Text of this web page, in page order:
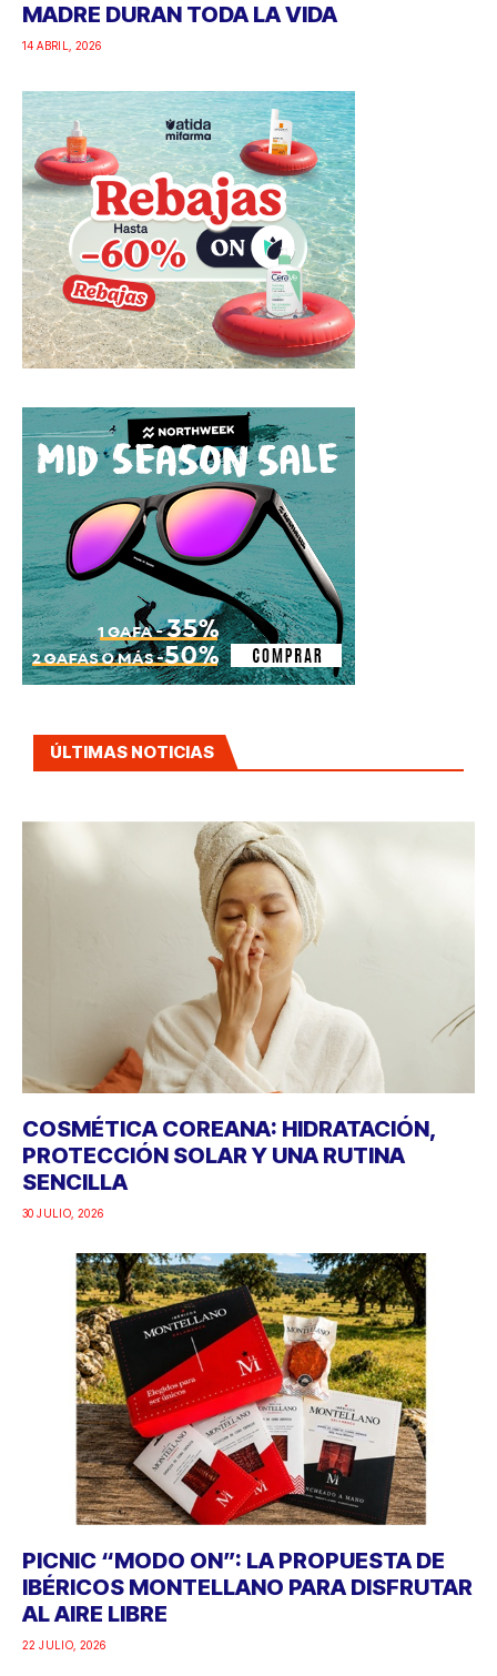
MADRE DURAN TODA LA VIDA
14 ABRIL, 2026
ÚLTIMAS NOTICIAS
COSMÉTICA COREANA: HIDRATACIÓN,
PROTECCIÓN SOLAR Y UNA RUTINA
SENCILLA
30 JULIO, 2026
PICNIC “MODO ON”: LA PROPUESTA DE
IBÉRICOS MONTELLANO PARA DISFRUTAR
AL AIRE LIBRE
22 JULIO, 2026